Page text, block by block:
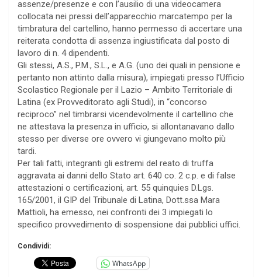
assenze/presenze e con l’ausilio di una videocamera
collocata nei pressi dell’apparecchio marcatempo per la
timbratura del cartellino, hanno permesso di accertare una
reiterata condotta di assenza ingiustificata dal posto di
lavoro di n. 4 dipendenti.
Gli stessi, A.S., P.M., S.L., e A.G. (uno dei quali in pensione e
pertanto non attinto dalla misura), impiegati presso l’Ufficio
Scolastico Regionale per il Lazio – Ambito Territoriale di
Latina (ex Provveditorato agli Studi), in “concorso
reciproco” nel timbrarsi vicendevolmente il cartellino che
ne attestava la presenza in ufficio, si allontanavano dallo
stesso per diverse ore ovvero vi giungevano molto più
tardi.
Per tali fatti, integranti gli estremi del reato di truffa
aggravata ai danni dello Stato art. 640 co. 2 c.p. e di false
attestazioni o certificazioni, art. 55 quinquies D.Lgs.
165/2001, il GIP del Tribunale di Latina, Dott.ssa Mara
Mattioli, ha emesso, nei confronti dei 3 impiegati lo
specifico provvedimento di sospensione dai pubblici uffici.
Condividi:
WhatsApp